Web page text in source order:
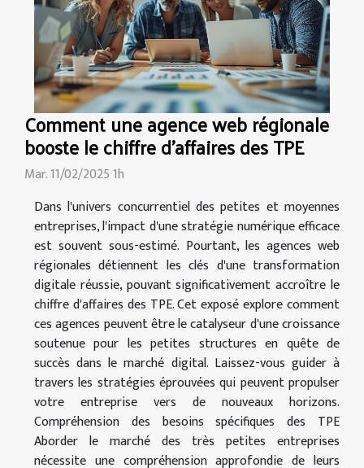
Comment une agence web régionale
booste le chiffre d'affaires des TPE
Mar. 11/02/2025 1h
Dans l'univers concurrentiel des petites et moyennes
entreprises, l'impact d'une stratégie numérique efficace
est souvent sous-estimé. Pourtant, les agences web
régionales détiennent les clés d'une transformation
digitale réussie, pouvant significativement accroître le
chiffre d'affaires des TPE. Cet exposé explore comment
ces agences peuvent être le catalyseur d'une croissance
soutenue pour les petites structures en quête de
succès dans le marché digital. Laissez-vous guider à
travers les stratégies éprouvées qui peuvent propulser
votre entreprise vers de nouveaux horizons.
Compréhension des besoins spécifiques des TPE
Aborder le marché des très petites entreprises
nécessite une compréhension approfondie de leurs